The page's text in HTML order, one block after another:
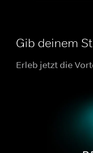
Gib deinem
Erleb jetzt die